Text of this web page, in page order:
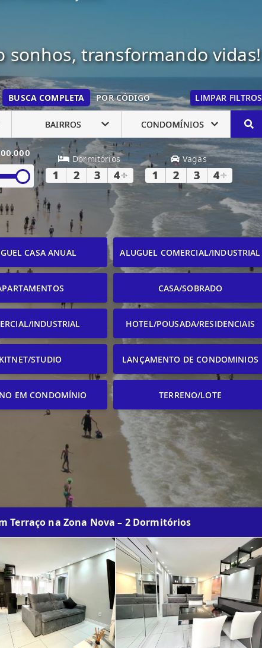
sonhos, transformando vidas!
BUSCA COMPLETA POR CÓDIGO LIMPAR FILTROS
BAIRROS CONDOMÍNIOS
Dormitórios
1 2 3 4+
Vagas
1 2 3 4+
CASA ANUAL ALUGUEL COMERCIAL/INDUSTRIAL
CASA/SOBRADO
INDUSTRIAL HOTEL/POUSADA/RESIDENCIAIS
KITNET/STUDIO LANÇAMENTO DE CONDOMINIOS
EM CONDOMÍNIO TERRENO/LOTE
Terraço na Zona Nova – 2 Dormitórios